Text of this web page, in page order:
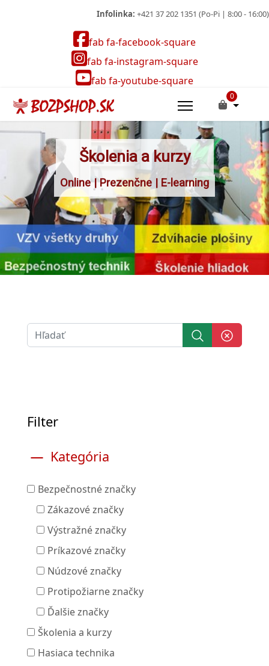
Infolinka: +421 37 202 1351 (Po-Pi | 8:00 - 16:00)
fab fa-facebook-square
fab fa-instagram-square
fab fa-youtube-square
0
Školenia a kurzy
Online | Prezenčne | E-learning
Filter
Kategória
Bezpečnostné značky
Zákazové značky
Výstražné značky
Príkazové značky
Núdzové značky
Protipožiarne značky
Ďalšie značky
Školenia a kurzy
Hasiaca technika